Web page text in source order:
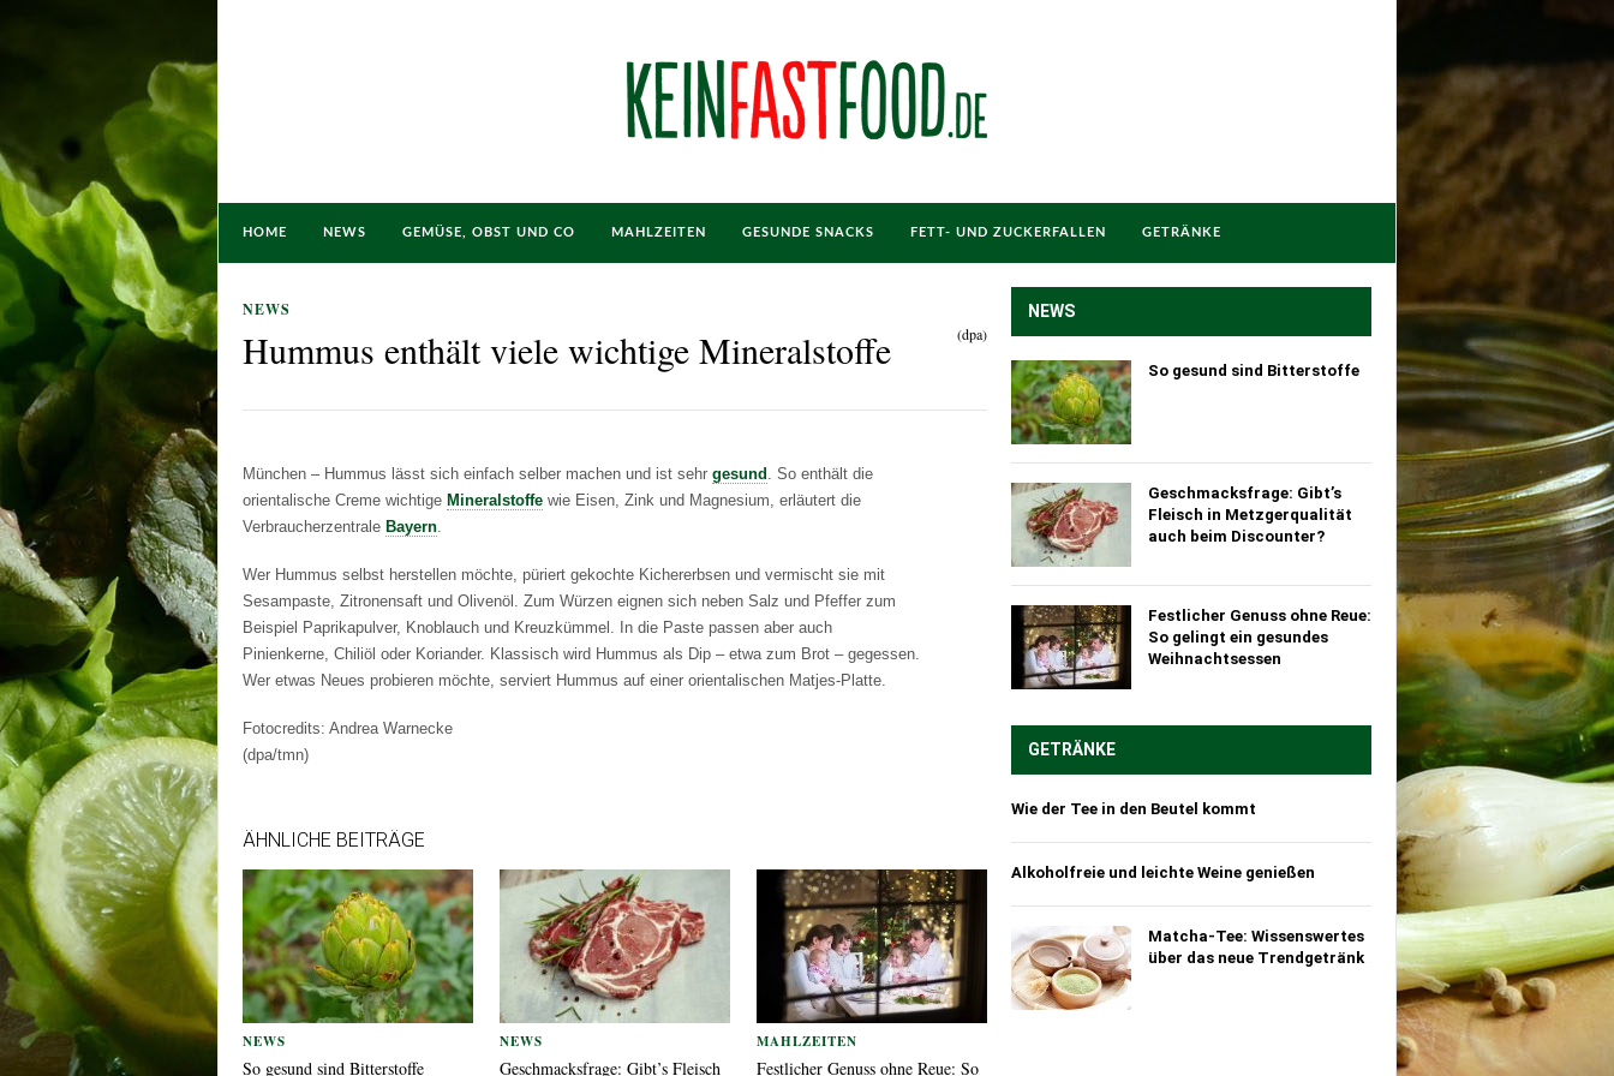
HOME NEWS GEMÜSE, OBST UND CO MAHLZEITEN GESUNDE SNACKS FETT- UND ZUCKERFALLEN GETRÄNKE
NEWS
Hummus enthält viele wichtige Mineralstoffe (dpa)
München – Hummus lässt sich einfach selber machen und ist sehr gesund . So enthält die
orientalische Creme wichtige Mineralstoffe wie Eisen, Zink und Magnesium, erläutert die
Verbraucherzentrale Bayern.
Wer Hummus selbst herstellen möchte, püriert gekochte Kichererbsen und vermischt sie mit
Sesampaste, Zitronensaft und Olivenöl. Zum Würzen eignen sich neben Salz und Pfeffer zum
Beispiel Paprikapulver, Knoblauch und Kreuzkümmel. In die Paste passen aber auch
Pinienkerne, Chiliöl oder Koriander. Klassisch wird Hummus als Dip – etwa zum Brot – gegessen.
Wer etwas Neues probieren möchte, serviert Hummus auf einer orientalischen Matjes-Platte.
Fotocredits: Andrea Warnecke
(dpa/tmn)
ÄHNLICHE BEITRÄGE
NEWS
So gesund sind Bitterstoffe
NEWS
Geschmacksfrage: Gibt’s Fleisch
MAHLZEITEN
Festlicher Genuss ohne Reue: So
NEWS
So gesund sind Bitterstoffe
Geschmacksfrage: Gibt’s
Fleisch in Metzgerqualität
auch beim Discounter?
Festlicher Genuss ohne Reue:
So gelingt ein gesundes
Weihnachtsessen
GETRÄNKE
Wie der Tee in den Beutel kommt
Alkoholfreie und leichte Weine genießen
Matcha-Tee: Wissenswertes
über das neue Trendgetränk